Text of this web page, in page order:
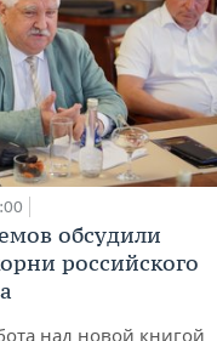
обсудили
российского
над новой книгой